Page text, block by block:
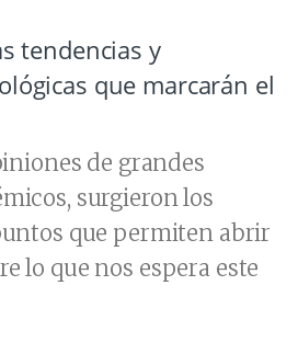
tendencias y
que marcarán el
de grandes
surgieron los
que permiten abrir
lo que nos espera este